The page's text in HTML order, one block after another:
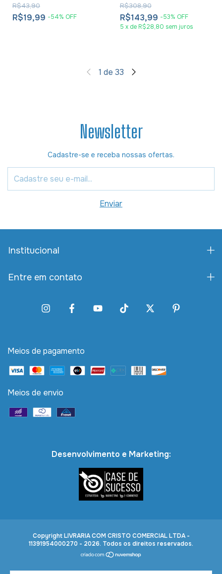
R$19,99 -54% OFF
R$43,90
R$143,99 -53% OFF
R$308,90
5 x de R$28,80 sem juros
1 de 33
Newsletter
Cadastre-se e receba nossas ofertas.
Institucional
Entre em contato
Meios de pagamento
Meios de envio
Desenvolvimento e Marketing:
Copyright LIVRARIA COM CRISTO COMERCIAL LTDA -
11391954000270 - 2026. Todos os direitos reservados.